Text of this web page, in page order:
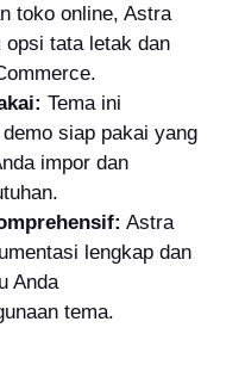
toko online, Astra
opsi tata letak dan
Tema ini
siap pakai yang
impor dan
Astra
lengkap dan
Anda
tema.